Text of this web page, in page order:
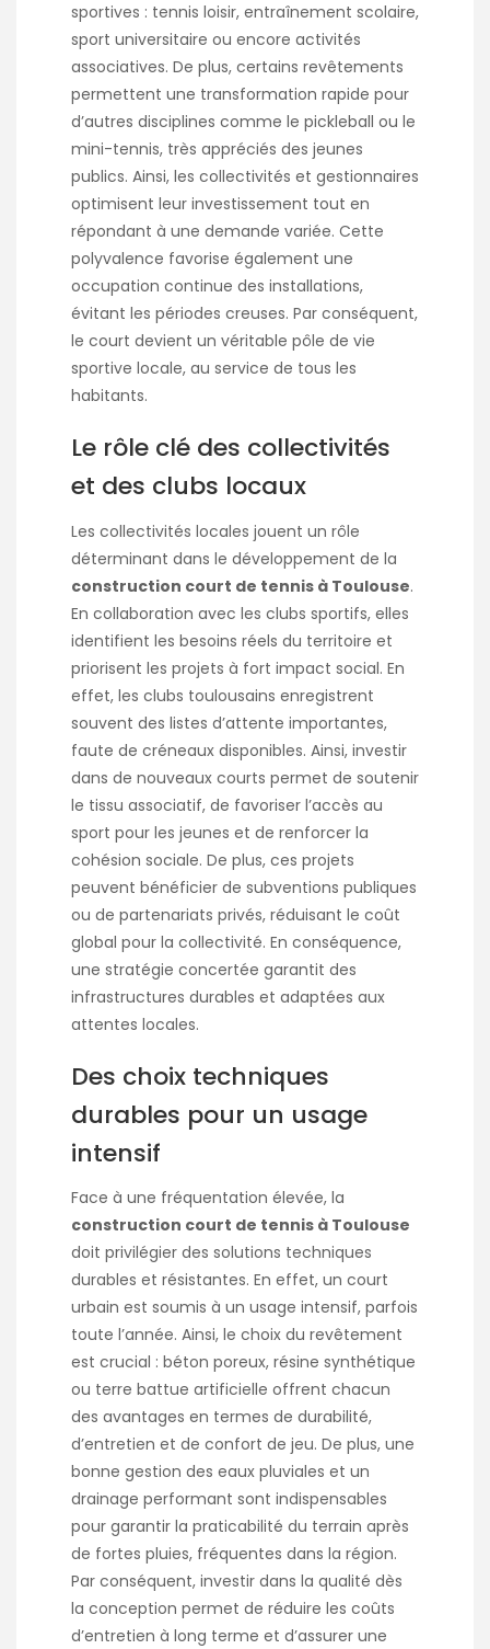
sportives : tennis loisir, entraînement scolaire,
sport universitaire ou encore activités
associatives. De plus, certains revêtements
permettent une transformation rapide pour
d’autres disciplines comme le pickleball ou le
mini-tennis, très appréciés des jeunes
publics. Ainsi, les collectivités et gestionnaires
optimisent leur investissement tout en
répondant à une demande variée. Cette
polyvalence favorise également une
occupation continue des installations,
évitant les périodes creuses. Par conséquent,
le court devient un véritable pôle de vie
sportive locale, au service de tous les
habitants.
Le rôle clé des collectivités
et des clubs locaux
Les collectivités locales jouent un rôle
déterminant dans le développement de la
construction court de tennis à Toulouse.
En collaboration avec les clubs sportifs, elles
identifient les besoins réels du territoire et
priorisent les projets à fort impact social. En
effet, les clubs toulousains enregistrent
souvent des listes d’attente importantes,
faute de créneaux disponibles. Ainsi, investir
dans de nouveaux courts permet de soutenir
le tissu associatif, de favoriser l’accès au
sport pour les jeunes et de renforcer la
cohésion sociale. De plus, ces projets
peuvent bénéficier de subventions publiques
ou de partenariats privés, réduisant le coût
global pour la collectivité. En conséquence,
une stratégie concertée garantit des
infrastructures durables et adaptées aux
attentes locales.
Des choix techniques
durables pour un usage
intensif
Face à une fréquentation élevée, la
construction court de tennis à Toulouse
doit privilégier des solutions techniques
durables et résistantes. En effet, un court
urbain est soumis à un usage intensif, parfois
toute l’année. Ainsi, le choix du revêtement
est crucial : béton poreux, résine synthétique
ou terre battue artificielle offrent chacun
des avantages en termes de durabilité,
d’entretien et de confort de jeu. De plus, une
bonne gestion des eaux pluviales et un
drainage performant sont indispensables
pour garantir la praticabilité du terrain après
de fortes pluies, fréquentes dans la région.
Par conséquent, investir dans la qualité dès
la conception permet de réduire les coûts
d’entretien à long terme et d’assurer une